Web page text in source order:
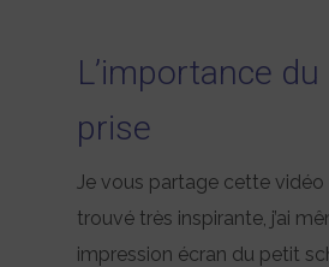
L’importance
prise
Je vous partage cette vidéo
trouvé très inspirante, j’ai
impression écran du petit